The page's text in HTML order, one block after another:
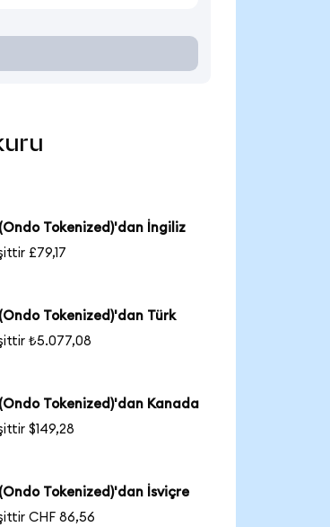
Tokenized)'dan İngiliz
£79,17
Tokenized)'dan Türk
₺5.077,08
Tokenized)'dan Kanada
$149,28
Tokenized)'dan İsviçre
CHF 86,56